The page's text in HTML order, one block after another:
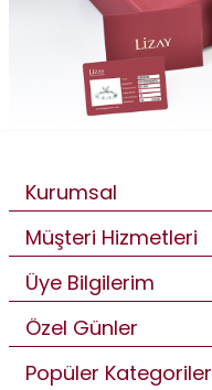
Kurumsal
Müşteri Hizmetleri
Üye Bilgilerim
Özel Günler
Popüler Kategoriler